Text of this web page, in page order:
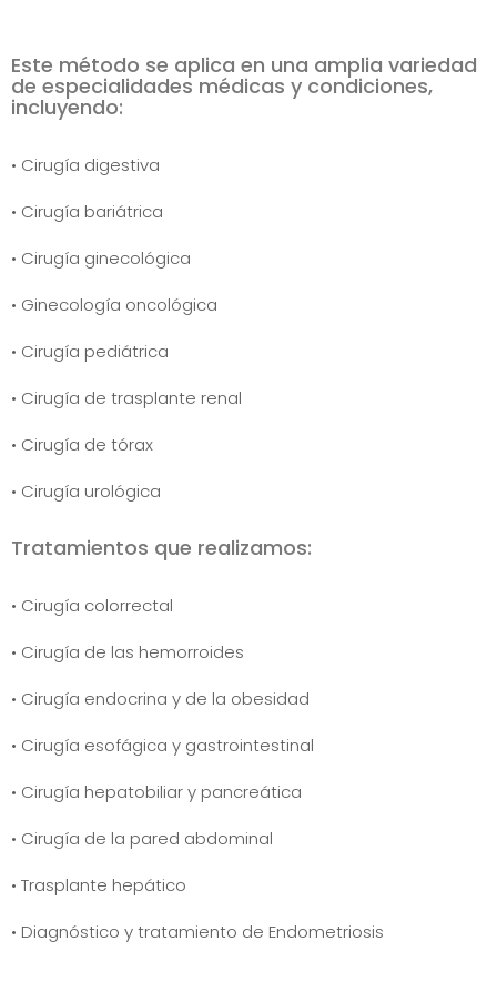
Este método se aplica en una amplia variedad
de especialidades médicas y condiciones,
incluyendo:
• Cirugía digestiva
• Cirugía bariátrica
• Cirugía ginecológica
• Ginecología oncológica
• Cirugía pediátrica
• Cirugía de trasplante renal
• Cirugía de tórax
• Cirugía urológica
Tratamientos que realizamos:
• Cirugía colorrectal
• Cirugía de las hemorroides
• Cirugía endocrina y de la obesidad
• Cirugía esofágica y gastrointestinal
• Cirugía hepatobiliar y pancreática
• Cirugía de la pared abdominal
• Trasplante hepático
• Diagnóstico y tratamiento de Endometriosis